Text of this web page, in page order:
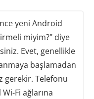
yeni Android
miyim?" diye
Evet, genellikle
başlamadan
gerekir. Telefonu
Fi ağlarına